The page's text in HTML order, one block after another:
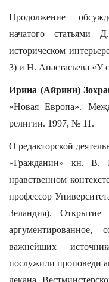
Продолжение
начатого статьями
историческом
3) и Н. Анастасьева «У
Ирина (Айрини)
«Новая Европа».
религии. 1997, № 11.
О редакторской
«Гражданин» кн. В.
нравственном
профессор
Зеландия).
важнейших
послужили проповеди
декана